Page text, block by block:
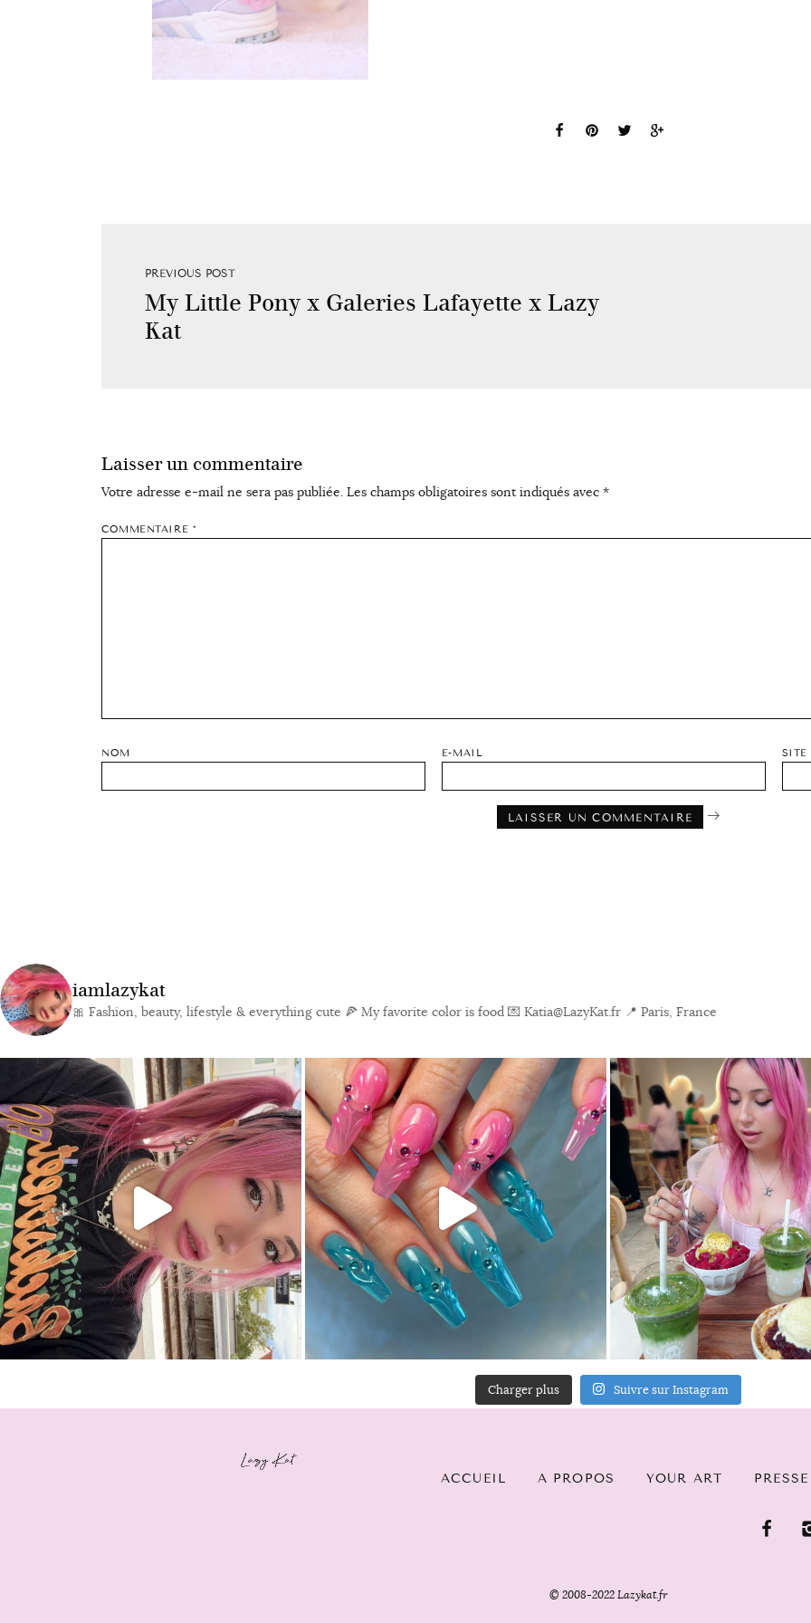
PREVIOUS POST
My Little Pony x Galeries Lafayette x Lazy
Kat
Laisser un commentaire
Votre adresse e-mail ne sera pas publiée. Les champs obligatoires sont indiqués avec *
COMMENTAIRE *
NOM E-MAIL SITE
iamlazykat
🎀 Fashion, beauty, lifestyle & everything cute 🍕 My favorite color is food 💌 Katia@LazyKat.fr 📍 Paris, France
Charger plus Suivre sur Instagram
ACCUEIL A PROPOS YOUR ART PRESSE
© 2008-2022 Lazykat.fr